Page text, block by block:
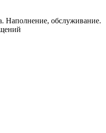
Наполнение, обслуживание.